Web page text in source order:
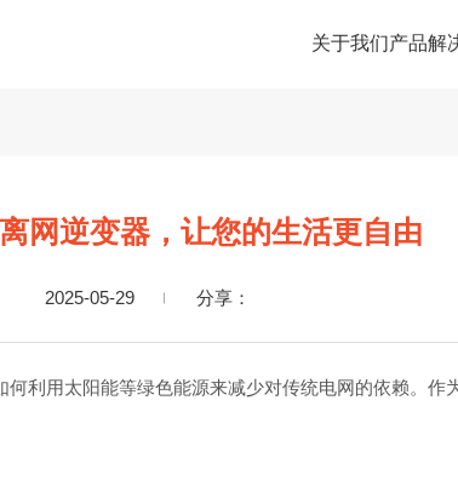
关于我们产品解
网逆变器，让您的生活更自由
2025-05-29 分享：
利用太阳能等绿色能源来减少对传统电网的依赖。作